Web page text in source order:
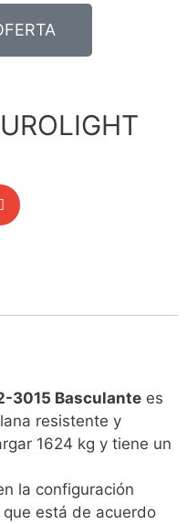
3015 Basculante es
resistente y
1624 kg y tiene un
la configuración
está de acuerdo